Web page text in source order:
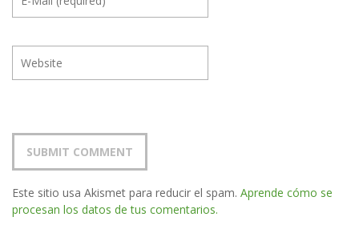
Este sitio usa Akismet para reducir el spam. Aprende cómo se
procesan los datos de tus comentarios.